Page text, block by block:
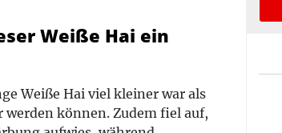
Weiße Hai ein
Weiße Hai viel kleiner war als
werden können. Zudem fiel auf,